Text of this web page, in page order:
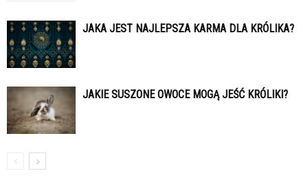
JAKA JEST NAJLEPSZA KARMA DLA KRÓLIKA?
JAKIE SUSZONE OWOCE MOGĄ JEŚĆ KRÓLIKI?